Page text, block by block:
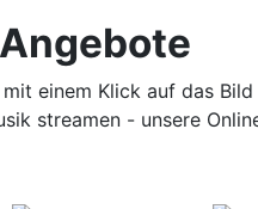
einem Klick auf das
streamen - unsere